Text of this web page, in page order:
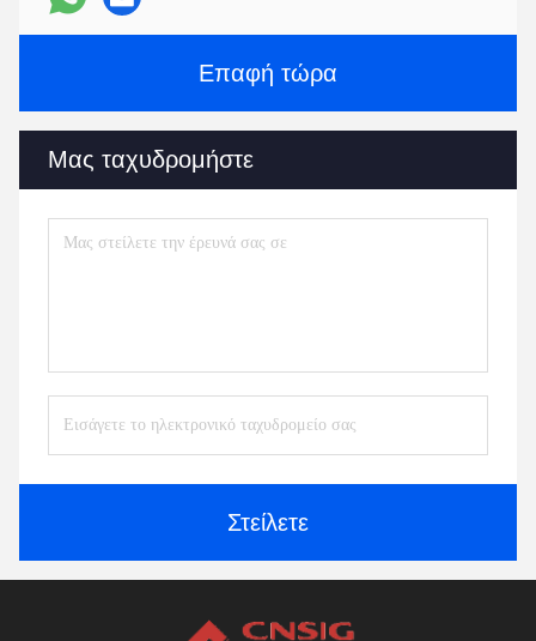
Επαφή τώρα
Μας ταχυδρομήστε
Στείλετε